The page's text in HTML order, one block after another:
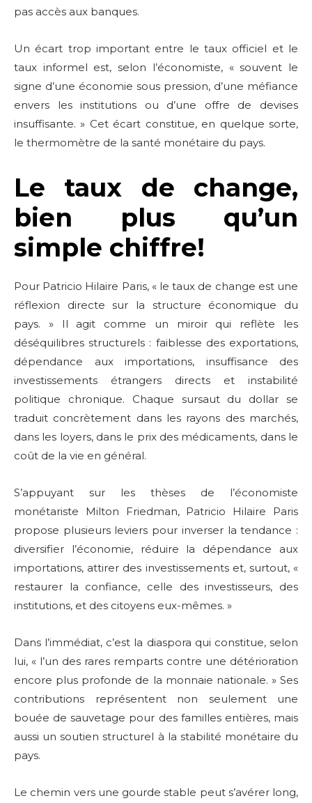
pas accès aux banques.
Un écart trop important entre le taux officiel et le
taux informel est, selon l’économiste, « souvent le
signe d’une économie sous pression, d’une méfiance
envers les institutions ou d’une offre de devises
insuffisante. » Cet écart constitue, en quelque sorte,
le thermomètre de la santé monétaire du pays.
Le taux de change,
bien plus qu’un
simple chiffre!
Pour Patricio Hilaire Paris, « le taux de change est une
réflexion directe sur la structure économique du
pays. » Il agit comme un miroir qui reflète les
déséquilibres structurels : faiblesse des exportations,
dépendance aux importations, insuffisance des
investissements étrangers directs et instabilité
politique chronique. Chaque sursaut du dollar se
traduit concrètement dans les rayons des marchés,
dans les loyers, dans le prix des médicaments, dans le
coût de la vie en général.
S’appuyant sur les thèses de l’économiste
monétariste Milton Friedman, Patricio Hilaire Paris
propose plusieurs leviers pour inverser la tendance :
diversifier l’économie, réduire la dépendance aux
importations, attirer des investissements et, surtout, «
restaurer la confiance, celle des investisseurs, des
institutions, et des citoyens eux-mêmes. »
Dans l’immédiat, c’est la diaspora qui constitue, selon
lui, « l’un des rares remparts contre une détérioration
encore plus profonde de la monnaie nationale. » Ses
contributions représentent non seulement une
bouée de sauvetage pour des familles entières, mais
aussi un soutien structurel à la stabilité monétaire du
pays.
Le chemin vers une gourde stable peut s’avérer long,